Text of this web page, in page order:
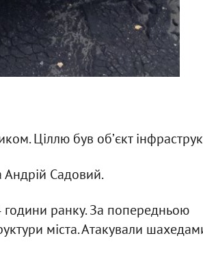
Ціллю був обʼєкт
Садовий.
ранку. За попередньою
міста. Атакували